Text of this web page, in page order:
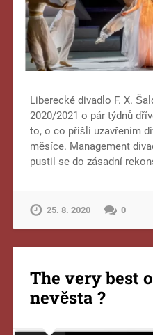
Liberecké divadlo F. X.
2020/2021 o pár týdnů
to, o co přišli uzavřením
měsíce. Management
pustil se do zásadní
25. 8. 2020 0
The very best
nevěsta ?